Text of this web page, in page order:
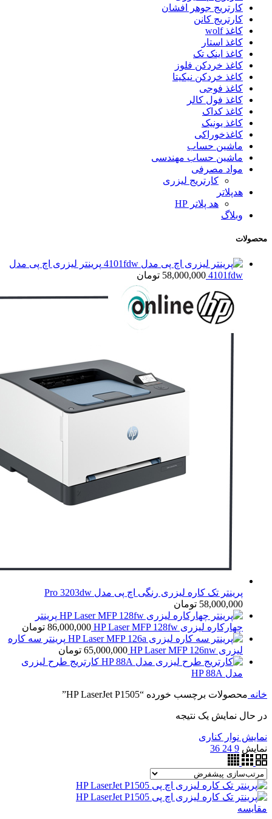
کارتریج جوهر افشان
کارتریج کانن
کاغذ wolf
کاغذ استار
کاغذ اینک تک
کاغذ خردکن فلوز
کاغذ خردکن نیکیتا
کاغذ فوجی
کاغذ فول کالر
کاغذ کداک
کاغذ یونیک
کاغذخوراکی
ماشین حساب
ماشین حساب مهندسی
مواد مصرفی
کارتریج لیزری
هدپلاتر
هد پلاتر HP
وبلاگ
محصولات
پرینتر لیزری اچ پی مدل
4101fdw
58,000,000 تومان
پرینتر تک کاره لیزری رنگی اچ پی مدل Pro 3203dw
58,000,000 تومان
پرینتر
چهارکاره لیزری HP Laser MFP 128fw
86,000,000 تومان
پرینتر سه کاره
لیزری HP Laser MFP 126nw
65,000,000 تومان
کارتریج طرح لیزری
مدل HP 88A
خانه محصولات برچسب خورده “HP LaserJet P1505”
در حال نمایش یک نتیجه
نمایش نوار کناری
نمایش 9
24
36
مقايسه